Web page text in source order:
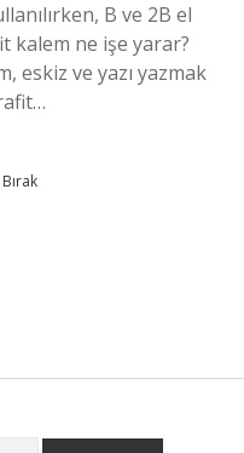
B ve 2B el
kalem ne işe yarar?
eskiz ve yazı yazmak